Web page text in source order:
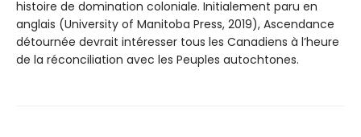
histoire de domination coloniale. Initialement paru en
anglais (University of Manitoba Press, 2019), Ascendance
détournée devrait intéresser tous les Canadiens à l’heure
de la réconciliation avec les Peuples autochtones.